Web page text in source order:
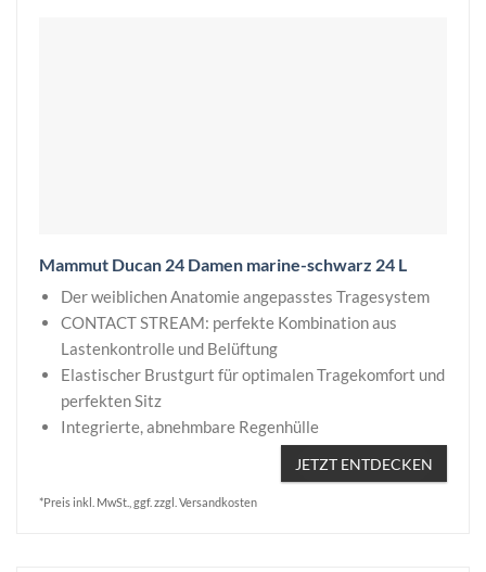
Mammut Ducan 24 Damen marine-schwarz 24 L
Der weiblichen Anatomie angepasstes Tragesystem
CONTACT STREAM: perfekte Kombination aus
Lastenkontrolle und Belüftung
Elastischer Brustgurt für optimalen Tragekomfort und
perfekten Sitz
Integrierte, abnehmbare Regenhülle
JETZT ENTDECKEN
*Preis inkl. MwSt., ggf. zzgl. Versandkosten